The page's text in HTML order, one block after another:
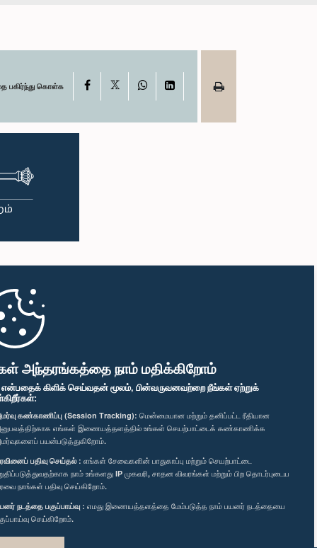
அந்தரங்கத்தை நாம் மதிக்கிறோம்
என்பதைக் கிளிக் செய்வதன் மூலம், பின்வருவனவற்றை நீங்கள் ஏற்றுக்
கண்காணிப்பு (Session Tracking): மென்மையான மற்றும் தனிப்பட்ட ரீதியான
எங்கள் இணையத்தளத்தில் உங்கள் செயற்பாட்டைக் கண்காணிக்க
பயன்படுத்துகிறோம்.
பதிவு செய்தல் : எங்கள் சேவைகளின் பாதுகாப்பு மற்றும் செயற்பாட்டை
நாம் உங்களது IP முகவரி, சாதன விவரங்கள் மற்றும் பிற தொடர்புடைய
நாங்கள் பதிவு செய்கிறோம்.
நடத்தை பகுப்பாய்வு : எமது இணையத்தளத்தை மேம்படுத்த நாம் பயனர் நடத்தையை
செய்கிறோம்.
பகிர்ந்து கொள்க Facebook WhatsAppLinkedIn